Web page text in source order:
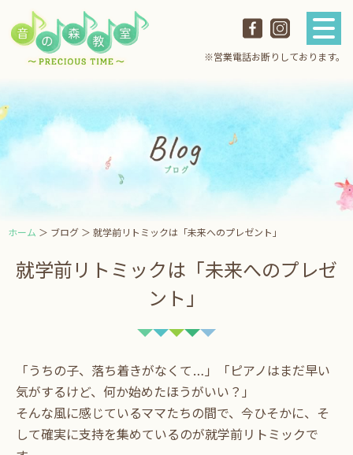
※営業電話お断りしております。
ホーム ＞ ブログ ＞ 就学前リトミックは「未来へのプレゼント」
就学前リトミックは「未来へのプレゼ
ント」
「うちの子、落ち着きがなくて…」「ピアノはまだ早い
気がするけど、何か始めたほうがいい？」
そんな風に感じているママたちの間で、今ひそかに、そ
して確実に支持を集めているのが就学前リトミックで